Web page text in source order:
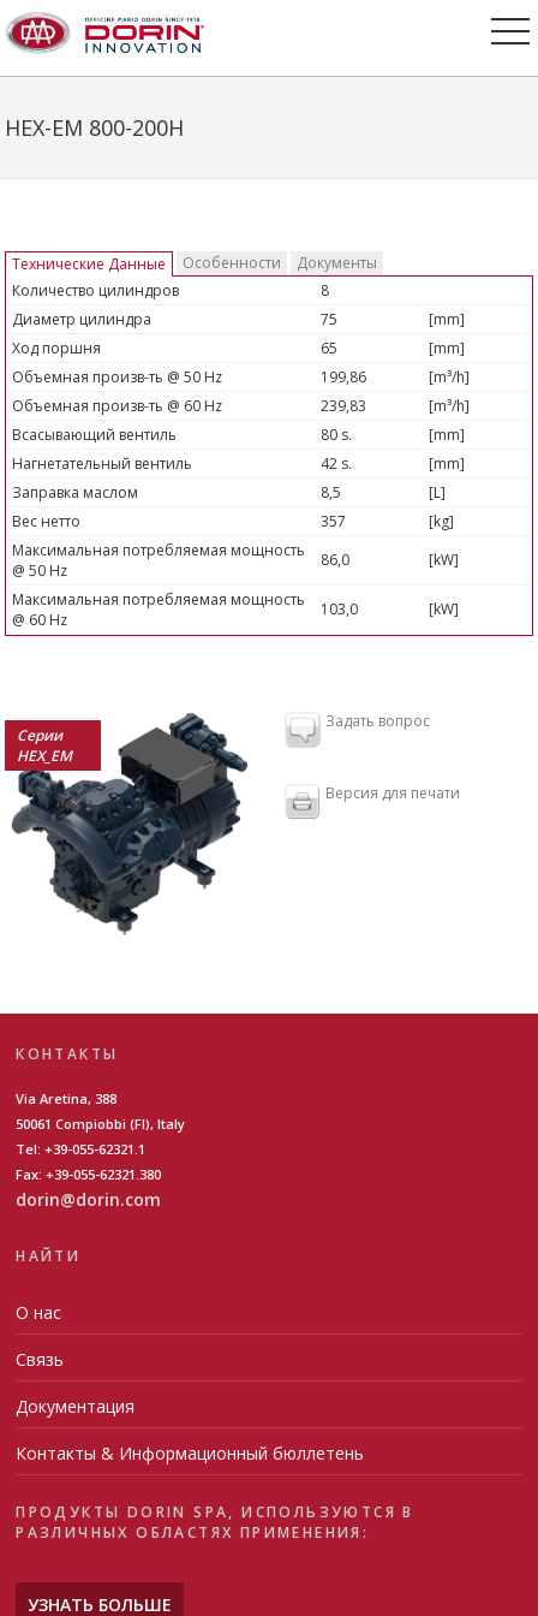
HEX-EM 800-200H
Технические Данные Особенности
Документы
Количество цилиндров
8
Диаметр цилиндра
75
[mm]
Ход поршня
65
[mm]
Объемная произв-ть @ 50 Hz
199,86
[m³/h]
Объемная произв-ть @ 60 Hz
239,83
[m³/h]
Всасывающий вентиль
80 s.
[mm]
Нагнетательный вентиль
42 s.
[mm]
Заправка маслом
8,5
[L]
Вес нетто
357
[kg]
Максимальная потребляемая мощность
@ 50 Hz
86,0
[kW]
Максимальная потребляемая мощность
@ 60 Hz
103,0 [kW]
Серии
HEX_EM
Задать вопрос
Версия для печати
КОНТАКТЫ
Via Aretina, 388
50061 Compiobbi (FI), Italy
Tel: +39-055-62321.1
Fax: +39-055-62321.380
dorin@dorin.com
НАЙТИ
О нас
Связь
Документация
Контакты & Информационный бюллетень
ПРОДУКТЫ DORIN SPA, ИСПОЛЬЗУЮТСЯ В
РАЗЛИЧНЫХ ОБЛАСТЯХ ПРИМЕНЕНИЯ:
УЗНАТЬ БОЛЬШЕ